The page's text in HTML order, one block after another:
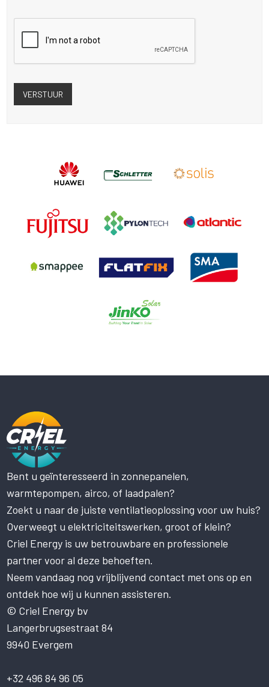
Bent u geïnteresseerd in zonnepanelen,
warmtepompen, airco, of laadpalen?
Zoekt u naar de juiste ventilatieoplossing voor uw huis?
Overweegt u elektriciteitswerken, groot of klein?
Criel Energy is uw betrouwbare en professionele
partner voor al deze behoeften.
Neem vandaag nog vrijblijvend contact met ons op en
ontdek hoe wij u kunnen assisteren.
© Criel Energy bv
Langerbrugsestraat 84
9940 Evergem
+32 496 84 96 05
Deze website maakt gebruik
van cookies.
Deze website gebruikt cookies om uw
gebruikerservaring te verbeteren. Door
onze website te gebruiken, stemt u in met
alle cookies in overeenstemming met ons
Cookiebeleid.Lees verder
STRIKT NOODZAKELIJK
PRESTATIE
TARGETING
FUNCTIONEEL
NIET-GECLASSIFICEERD